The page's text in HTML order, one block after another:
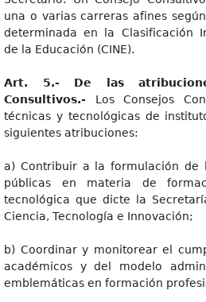
una o varias carreras afines
determinada en la Clasificación
de la Educación (CINE).
Art. 5.- De las
Consultivos.- Los Consejos
técnicas y tecnológicas de
siguientes atribuciones:
a) Contribuir a la formulación de
públicas en materia de
tecnológica que dicte la
Ciencia, Tecnología e Innovación;
b) Coordinar y monitorear el
académicos y del modelo
emblemáticas en formación